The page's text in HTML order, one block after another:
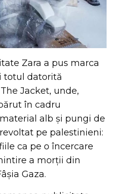
Zara a pus marca
totul datorită
Jacket, unde,
în cadru
alb și pungi de
pe palestinieni:
ca pe o încercare
a morții din
Gaza.